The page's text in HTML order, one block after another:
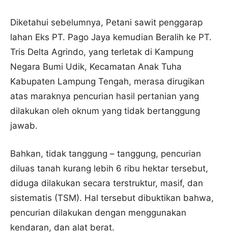
Diketahui sebelumnya, Petani sawit penggarap
lahan Eks PT. Pago Jaya kemudian Beralih ke PT.
Tris Delta Agrindo, yang terletak di Kampung
Negara Bumi Udik, Kecamatan Anak Tuha
Kabupaten Lampung Tengah, merasa dirugikan
atas maraknya pencurian hasil pertanian yang
dilakukan oleh oknum yang tidak bertanggung
jawab.
Bahkan, tidak tanggung – tanggung, pencurian
diluas tanah kurang lebih 6 ribu hektar tersebut,
diduga dilakukan secara terstruktur, masif, dan
sistematis (TSM). Hal tersebut dibuktikan bahwa,
pencurian dilakukan dengan menggunakan
kendaran, dan alat berat.